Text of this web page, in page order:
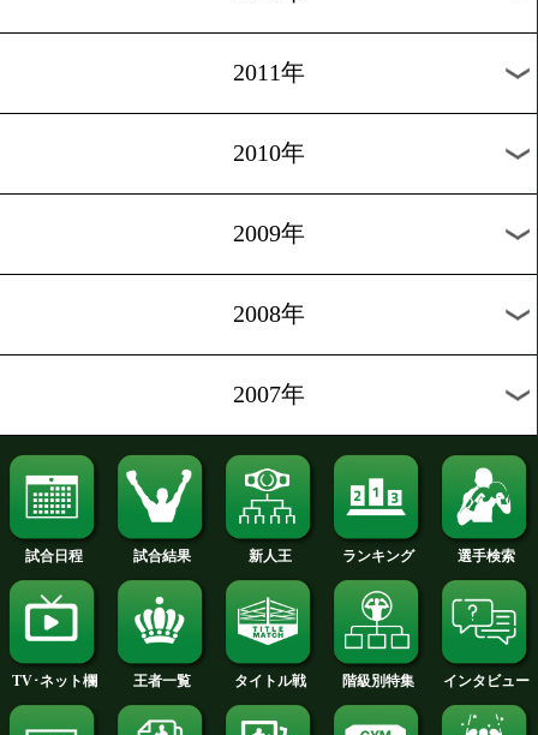
2019年
2017年
2016年
2015年
2014年